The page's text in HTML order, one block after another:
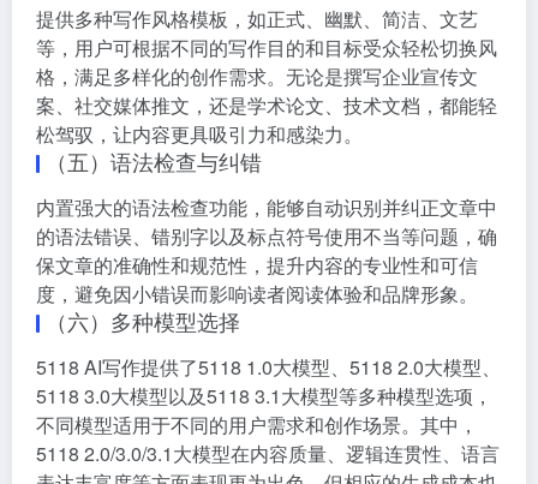
提供多种写作风格模板，如正式、幽默、简洁、文艺
等，用户可根据不同的写作目的和目标受众轻松切换风
格，满足多样化的创作需求。无论是撰写企业宣传文
案、社交媒体推文，还是学术论文、技术文档，都能轻
松驾驭，让内容更具吸引力和感染力。
（五）语法检查与纠错
内置强大的语法检查功能，能够自动识别并纠正文章中
的语法错误、错别字以及标点符号使用不当等问题，确
保文章的准确性和规范性，提升内容的专业性和可信
度，避免因小错误而影响读者阅读体验和品牌形象。
（六）多种模型选择
5118 AI写作提供了5118 1.0大模型、5118 2.0大模型、
5118 3.0大模型以及5118 3.1大模型等多种模型选项，
不同模型适用于不同的用户需求和创作场景。其中，
5118 2.0/3.0/3.1大模型在内容质量、逻辑连贯性、语言